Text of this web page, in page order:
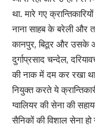
था. मारे गए
नाना साहब के बरेली और
कानपुर, बिठूर और उसके
दुर्गाप्रसाद चन्देल,
की नाक में दम कर रखा
नियुक्त करते ये
ग्वालियर की सेना की
सैनिकों की विशाल सेना हो